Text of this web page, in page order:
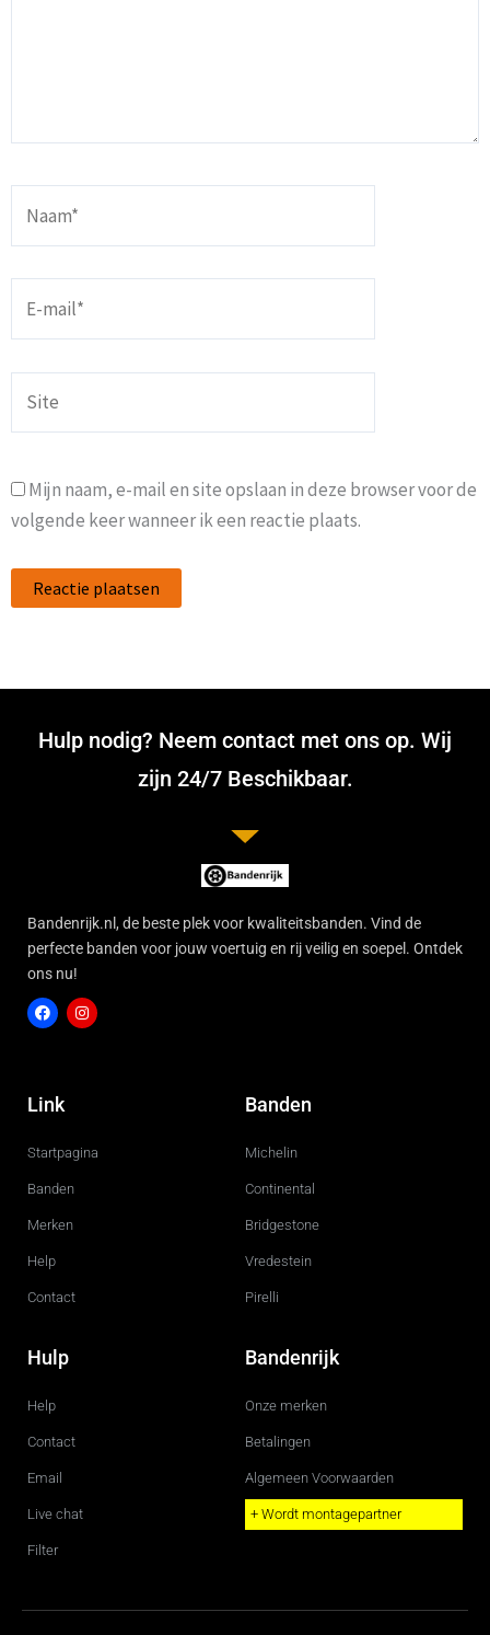
mail*
Mijn naam, e-mail en site opslaan in deze browser voor de
volgende keer wanneer ik een reactie plaats.
Hulp nodig? Neem contact met ons op. Wij
zijn 24/7 Beschikbaar.
Bandenrijk.nl, de beste plek voor kwaliteitsbanden. Vind de
perfecte banden voor jouw voertuig en rij veilig en soepel. Ontdek
ons nu!
c
e
o
g
r
Link
Startpagina
Banden
Merken
Help
Contact
Banden
Michelin
Continental
Bridgestone
Vredestein
Pirelli
Hulp
Help
Contact
Email
Live chat
Filter
Bandenrijk
Onze merken
Betalingen
Algemeen Voorwaarden
+ Wordt montagepartner